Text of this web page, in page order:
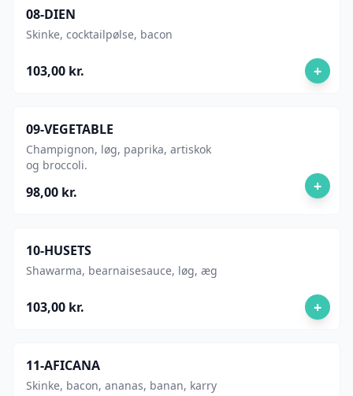
08-DIEN
Skinke, cocktailpølse, bacon
103,00 kr. +
09-VEGETABLE
Champignon, løg, paprika, artiskok
og broccoli.
98,00 kr. +
10-HUSETS
Shawarma, bearnaisesauce, løg, æg
103,00 kr. +
11-AFICANA
Skinke, bacon, ananas, banan, karry